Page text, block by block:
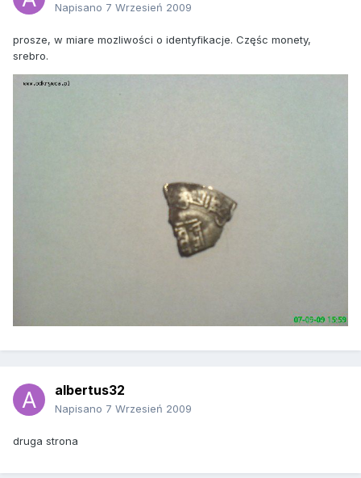
Napisano 7 Wrzesień 2009
prosze, w miare mozliwości o identyfikacje. Częśc monety,
srebro.
albertus32
Napisano 7 Wrzesień 2009
druga strona